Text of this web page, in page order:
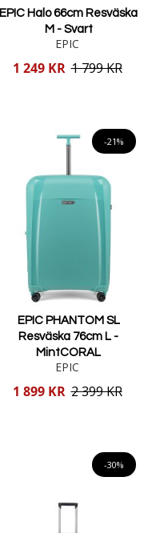
EPIC Halo 66cm Resväska
M - Svart
EPIC
Reducerat
1 249 KR 1 799 KR
-21%
EPIC PHANTOM SL
Resväska 76cm L -
MintCORAL
EPIC
Reducerat
1 899 KR 2 399 KR
-30%